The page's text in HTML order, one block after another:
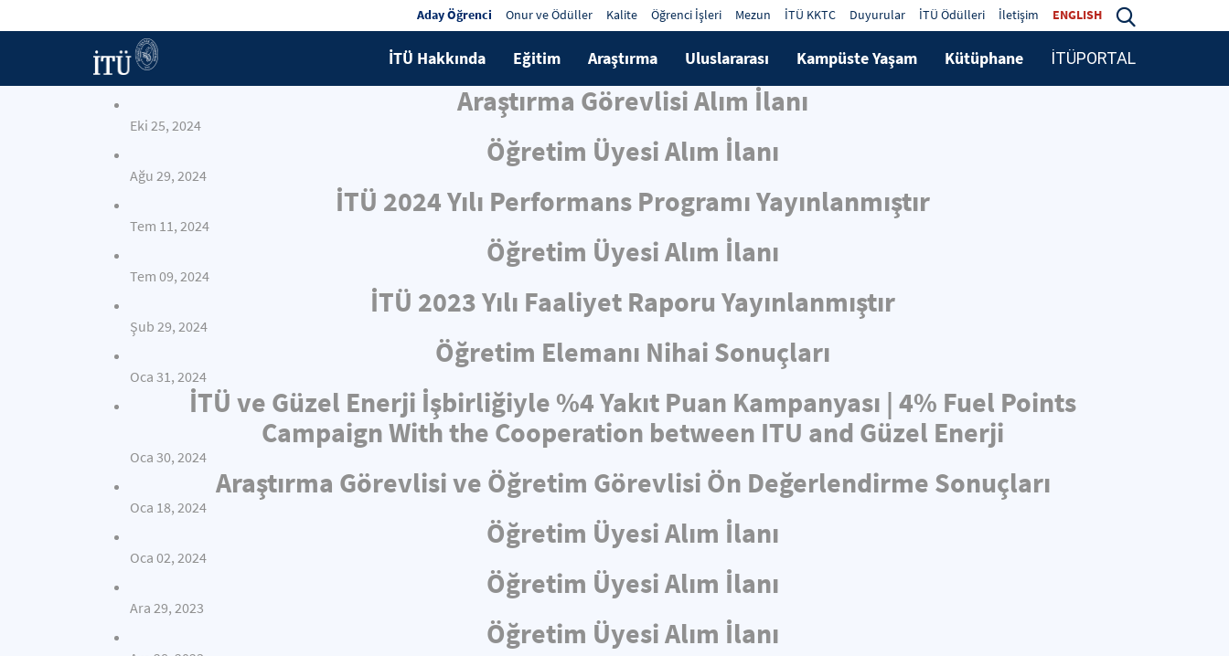
Aday Öğrenci Onur ve Ödüller Kalite Öğrenci İşleri Mezun İTÜ KKTC Duyurular İTÜ Ödülleri İletişim ENGLISH
İTÜ Hakkında Eğitim Araştırma Uluslararası Kampüste Yaşam Kütüphane İTÜPORTAL
Araştırma Görevlisi Alım İlanı
Eki 25, 2024
Öğretim Üyesi Alım İlanı
Ağu 29, 2024
İTÜ 2024 Yılı Performans Programı Yayınlanmıştır
Tem 11, 2024
Öğretim Üyesi Alım İlanı
Tem 09, 2024
İTÜ 2023 Yılı Faaliyet Raporu Yayınlanmıştır
Şub 29, 2024
Öğretim Elemanı Nihai Sonuçları
Oca 31, 2024
İTÜ ve Güzel Enerji İşbirliğiyle %4 Yakıt Puan Kampanyası | 4% Fuel Points
Campaign With the Cooperation between ITU and Güzel Enerji
Oca 30, 2024
Araştırma Görevlisi ve Öğretim Görevlisi Ön Değerlendirme Sonuçları
Oca 18, 2024
Öğretim Üyesi Alım İlanı
Oca 02, 2024
Öğretim Üyesi Alım İlanı
Ara 29, 2023
Öğretim Üyesi Alım İlanı